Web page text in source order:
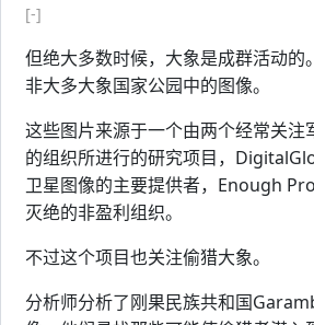
[-]
但绝大多数时候，大象是成群活动的
非大多大象国家公园中的图像。
这些图片来源于一个由两个经常关注
的组织所进行的研究项目，
卫星图像的主要提供者，Enough
灭绝的非盈利组织。
不过这个项目也关注偷猎大象。
分析师分析了刚果民族共和国